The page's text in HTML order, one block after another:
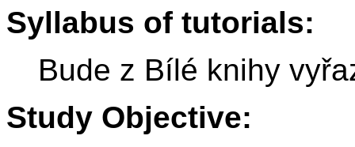
Syllabus of tutorials:
Bude z Bílé knihy
Study Objective: